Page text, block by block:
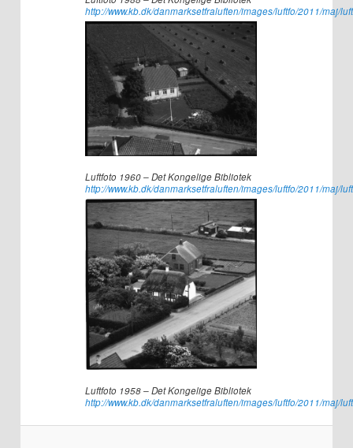
http://www.kb.dk/danmarksetfraluften/images/luftfo/2011/maj/
Luftfoto 1960 – Det Kongelige Bibliotek
http://www.kb.dk/danmarksetfraluften/images/luftfo/2011/maj/
Luftfoto 1958 – Det Kongelige Bibliotek
http://www.kb.dk/danmarksetfraluften/images/luftfo/2011/maj/